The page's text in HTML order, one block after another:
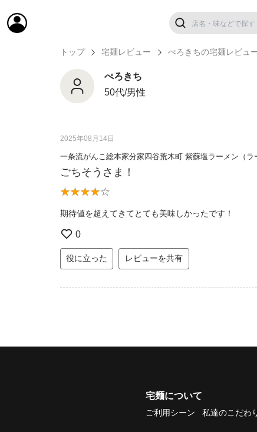
トップ 宅麺レビュー ぺろきちの宅麺レビュ
ぺろきち
50代/男性
2025年08月14日
一条流がんこ総本家分家四谷荒木町 紫蘇塩ラーメン（ラ
ごちそうさま！
期待値を超えてきてとても美味しかったです！
0
役に立った レビューを共有
宅麺について
ご利用シーン 私達のこだわ